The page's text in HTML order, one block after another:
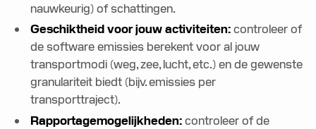
nauwkeurig) of schattingen.
Geschiktheid voor jouw activiteiten:controleer of
de software emissies berekent voor al jouw
transportmodi (weg, zee, lucht, etc.) en de gewenste
granulariteit biedt (bijv. emissies per
transporttraject).
Rapportagemogelijkheden:controleer of de